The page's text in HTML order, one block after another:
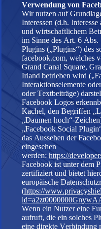
Verwendung von
Wir nutzen auf
Interessen (d.h.
und wirtschaftlichem
im Sinne des Art. 6
Plugins („Plugins“) des
facebook.com, welches
Grand Canal Square,
Irland betrieben wird
Interaktionselemente
oder Textbeiträge)
Facebook Logos
Kachel, den Begriffen
„Daumen hoch“-
„Facebook Social
das Aussehen der
eingesehen
werden: https://
Facebook ist unter dem
zertifiziert und bietet
europäische
(https://
Wenn ein Nutzer eine
aufruft, die ein solches
eine direkte Verbindung